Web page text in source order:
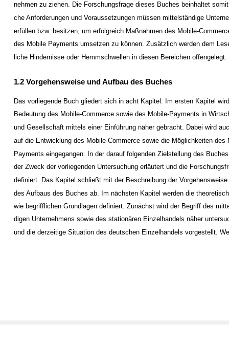
nehmen zu ziehen. Die Forschungsfrage dieses Buches beinhaltet
che Anforderungen und Voraussetzungen müssen mittelständige
erfüllen bzw. besitzen, um erfolgreich Maßnahmen des Mobile-
des Mobile Payments umsetzen zu können. Zusätzlich werden dem
liche Hindernisse oder Hemmschwellen in diesen Bereichen offengelegt.
1.2 Vorgehensweise und Aufbau des Buches
Das vorliegende Buch gliedert sich in acht Kapitel. Im ersten Kapitel
Bedeutung des Mobile-Commerce sowie des Mobile-Payments in
und Gesellschaft mittels einer Einführung näher gebracht. Dabei wird
auf die Entwicklung des Mobile-Commerce sowie die Möglichkeiten des
Payments eingegangen. In der darauf folgenden Zielstellung des
der Zweck der vorliegenden Untersuchung erläutert und die
definiert. Das Kapitel schließt mit der Beschreibung der Vorgehensweise
des Aufbaus des Buches ab. Im nächsten Kapitel werden die
wie begrifflichen Grundlagen definiert. Zunächst wird der Begriff des
digen Unternehmens sowie des stationären Einzelhandels näher
und die derzeitige Situation des deutschen Einzelhandels vorgestellt.